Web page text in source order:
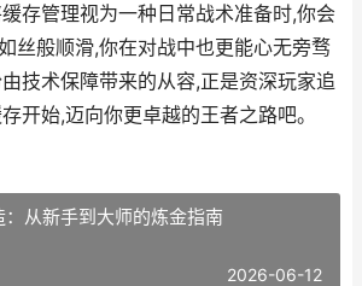
存管理视为一种日常战术准备时,你会
丝般顺滑,你在对战中也更能心无旁骛
技术保障带来的从容,正是资深玩家追
开始,迈向你更卓越的王者之路吧。
从新手到大师的炼金指南
2026-06-12